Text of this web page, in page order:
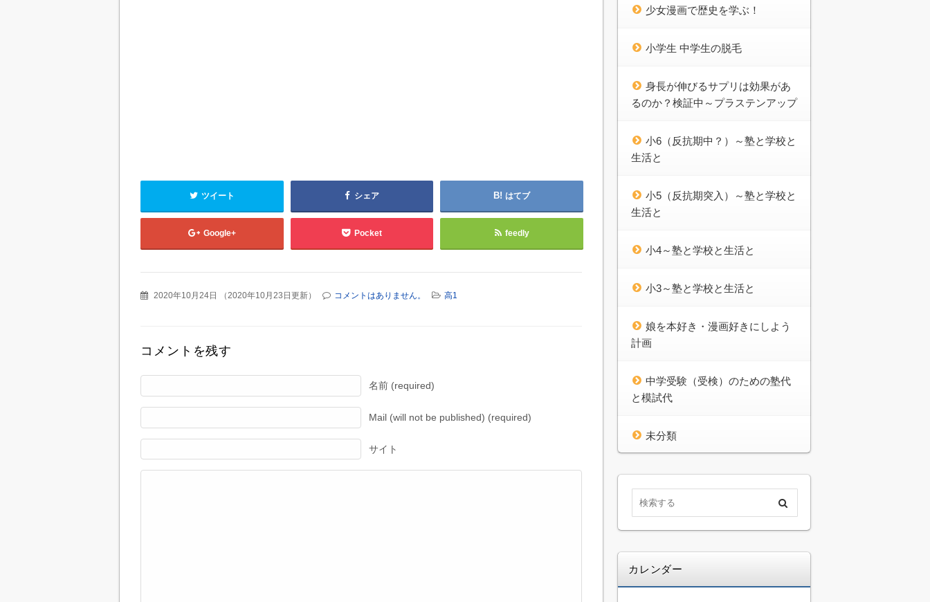
ツイート シェア はてブ
Google+ Pocket feedly
2020年10月24日 （2020年10月23日更新） コメントはありません。 高1
コメントを残す
名前 (required)
Mail (will not be published) (required)
サイト
少女漫画で歴史を学ぶ！
小学生 中学生の脱毛
身長が伸びるサプリは効果があ
るのか？検証中～プラステンアップ
小6（反抗期中？）～塾と学校と
生活と
小5（反抗期突入）～塾と学校と
生活と
小4～塾と学校と生活と
小3～塾と学校と生活と
娘を本好き・漫画好きにしよう
計画
中学受験（受検）のための塾代
と模試代
未分類
カレンダー